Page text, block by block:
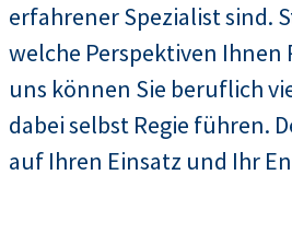
erfahrener Spezialist sind.
welche Perspektiven Ihnen
uns können Sie beruflich
dabei selbst Regie führen.
auf Ihren Einsatz und Ihr